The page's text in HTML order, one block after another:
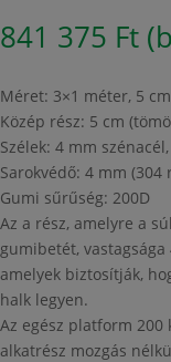
841 375 Ft
Méret: 3×1 méter, 5
Közép rész: 5 cm
Szélek: 4 mm
Sarokvédő: 4 mm
Gumi sűrűség: 200D
Az a rész, amelyre a
gumibetét,
amelyek biztosítják,
halk legyen.
Az egész platform 200
alkatrész mozgás